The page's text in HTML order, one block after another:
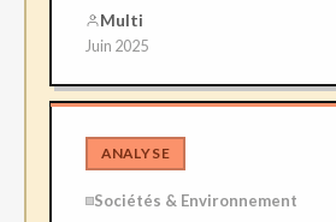
Multi
Juin 2025
ANALYSE
Sociétés & Environnement